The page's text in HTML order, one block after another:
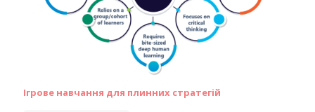
Ігрове навчання для плинних стратегій